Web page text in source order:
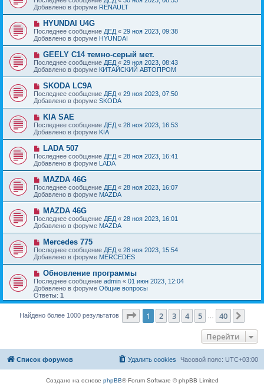
н
и
е
о
о
б
щ
е
н
и
е
в
о
е
с
о
о
б
щ
е
н
и
е
Добавлено в форуме RENAULT
Н
о
в
о
с
о
о
б
щ
е
н
и
е
HYUNDAI U4G
Последнее сообщение ДЕД « 29 ноя 2023, 09:38
Добавлено в форуме HYUNDAI
Н
о
в
о
е
с
о
о
б
щ
е
н
и
е
GEELY C14 темно-серый мет.
Последнее сообщение ДЕД « 29 ноя 2023, 08:43
Добавлено в форуме КИТАЙСКИЙ АВТОПРОМ
Н
о
в
о
е
с
о
о
б
е
н
и
е
SKODA LC9A
Последнее сообщение ДЕД « 29 ноя 2023, 07:50
Добавлено в форуме SKODA
Н
о
в
о
е
с
о
о
б
щ
е
н
и
е
KIA SAE
Последнее сообщение ДЕД « 28 ноя 2023, 16:53
Добавлено в форуме KIA
Н
о
в
о
е
с
о
о
б
щ
е
н
и
е
LADA 507
Последнее сообщение ДЕД « 28 ноя 2023, 16:41
Добавлено в форуме LADA
Н
о
в
о
е
с
о
о
б
щ
е
н
и
е
MAZDA 46G
Последнее сообщение ДЕД « 28 ноя 2023, 16:07
Добавлено в форуме MAZDA
Н
о
в
о
е
с
о
о
б
щ
е
н
и
е
MAZDA 46G
Последнее сообщение ДЕД « 28 ноя 2023, 16:01
Добавлено в форуме MAZDA
Н
о
в
о
с
о
о
б
щ
н
Mercedes 775
Последнее сообщение ДЕД « 28 ноя 2023, 15:54
Добавлено в форуме MERCEDES
Н
о
в
о
е
о
н
е
Обновление программы
Последнее сообщение admin « 01 июн 2023, 12:04
Добавлено в форуме Общие вопросы
Ответы: 1
Найдено более 1000 результатов Страница из 40
1 2 3 4 5 40
Перейти
Список форумов Часовой пояс: UTC+03:00
Удалить cookies
Создано на основе phpBB® Forum Software © phpBB Limited